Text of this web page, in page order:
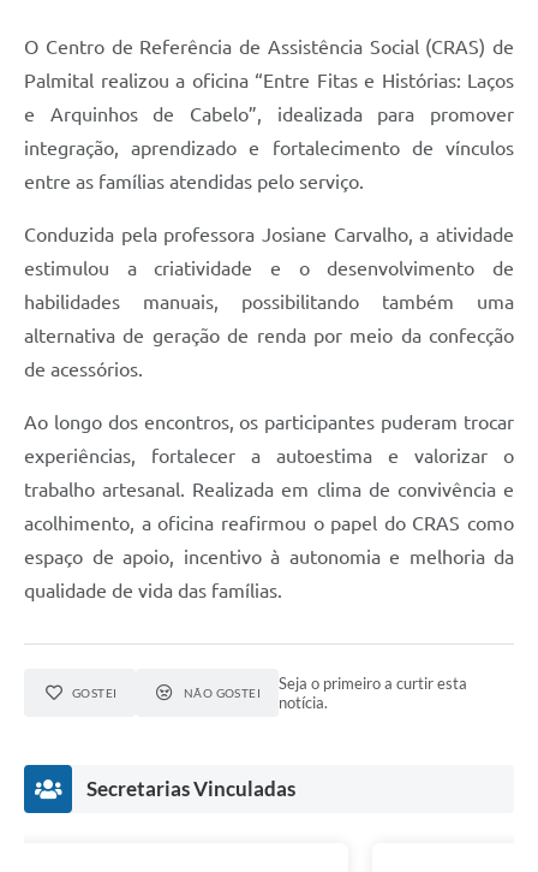
O Centro de Referência de Assistência Social (CRAS) de
Palmital realizou a oficina “Entre Fitas e Histórias: Laços
e Arquinhos de Cabelo”, idealizada para promover
integração, aprendizado e fortalecimento de vínculos
entre as famílias atendidas pelo serviço.
Conduzida pela professora Josiane Carvalho, a atividade
estimulou a criatividade e o desenvolvimento de
habilidades manuais, possibilitando também uma
alternativa de geração de renda por meio da confecção
de acessórios.
Ao longo dos encontros, os participantes puderam trocar
experiências, fortalecer a autoestima e valorizar o
trabalho artesanal. Realizada em clima de convivência e
acolhimento, a oficina reafirmou o papel do CRAS como
espaço de apoio, incentivo à autonomia e melhoria da
qualidade de vida das famílias.
GOSTEI NÃO GOSTEI
Seja o primeiro a curtir esta
notícia.
Secretarias Vinculadas